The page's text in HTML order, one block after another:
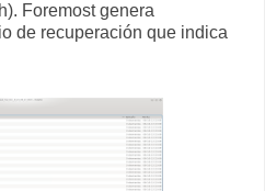
Foremost genera
de recuperación que indica